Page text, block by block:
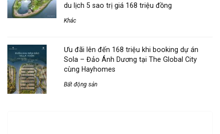
du lịch 5 sao trị giá 168 triệu đồng
Khác
Ưu đãi lên đến 168 triệu khi booking dự án
Sola – Đảo Ánh Dương tại The Global City
cùng Hayhomes
Bất động sản